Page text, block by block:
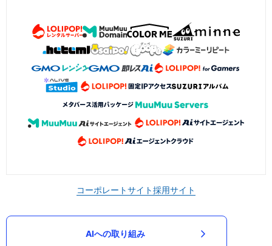
コーポレートサイト採用サイト
AIへの取り組み